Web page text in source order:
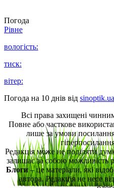
Погода
Рівне
вологість:
тиск:
вітер:
Погода на 10 днів від sinoptik.ua
Всі права захищені
Повне або часткове
лише за умови
Редакція може не поділяти
залишає за собою можливість
Блоги– це матеріали, які
автора. Редакція не несе